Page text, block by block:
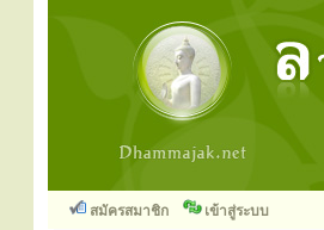
สมัครสมาชิก เข้าสู่ระบบ